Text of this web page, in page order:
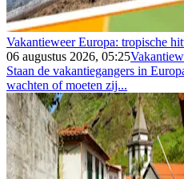
Vakantieweer Europa: tropische
06 augustus 2026, 05:25
Staan de vakantiegangers in
wachten of moeten zij...